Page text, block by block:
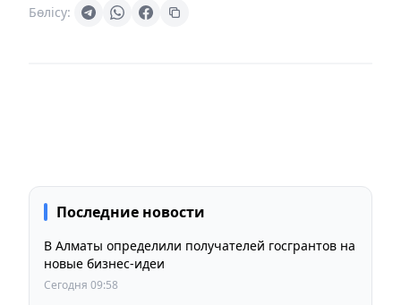
Бөлісу:
Последние новости
В Алматы определили получателей госгрантов на
новые бизнес-идеи
Сегодня 09:58